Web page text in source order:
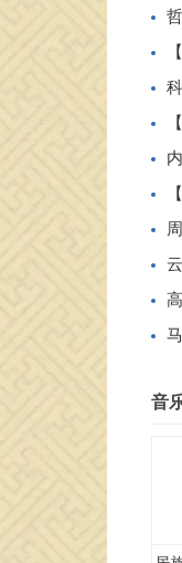
哲
内
云
马
音